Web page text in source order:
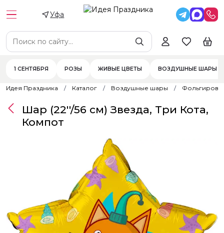
Уфа
1 СЕНТЯБРЯ РОЗЫ ЖИВЫЕ ЦВЕТЫ ВОЗДУШНЫЕ ШАРЫ
Идея Праздника Каталог Воздушные шары
Шар (22''/56 см) Звезда, Три Кота,
Компот